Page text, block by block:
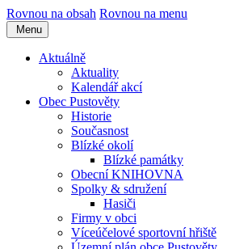
Rovnou na obsah Rovnou na menu
Menu
Aktuálně
Aktuality
Kalendář akcí
Obec Pustověty
Historie
Současnost
Blízké okolí
Blízké památky
Obecní KNIHOVNA
Spolky & sdružení
Hasiči
Firmy v obci
Víceúčelové sportovní hřiště